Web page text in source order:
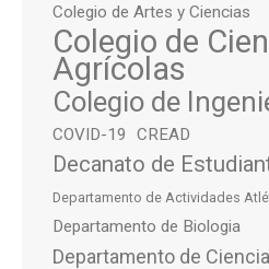
Colegio de Artes y Ciencias
Colegio de
Agrícolas
Colegio de
COVID-19 CREAD
Decanato de
Departamento de Actividades
Departamento de Biologia
Departamento de